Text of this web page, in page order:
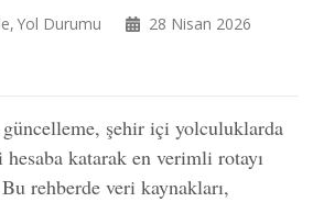
Yol Durumu
28 Nisan 2026
şehir içi yolculuklarda
katarak en verimli rotayı
rehberde veri kaynakları,